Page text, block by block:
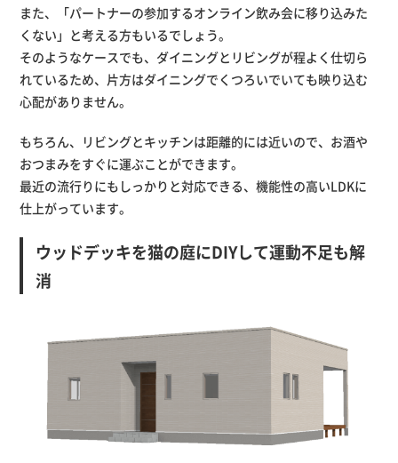
また、「パートナーの参加するオンライン飲み会に移り込みた
くない」と考える方もいるでしょう。
そのようなケースでも、ダイニングとリビングが程よく仕切ら
れているため、片方はダイニングでくつろいでいても映り込む
心配がありません。
もちろん、リビングとキッチンは距離的には近いので、お酒や
おつまみをすぐに運ぶことができます。
最近の流行りにもしっかりと対応できる、機能性の高いLDKに
仕上がっています。
ウッドデッキを猫の庭にDIYして運動不足も解
消